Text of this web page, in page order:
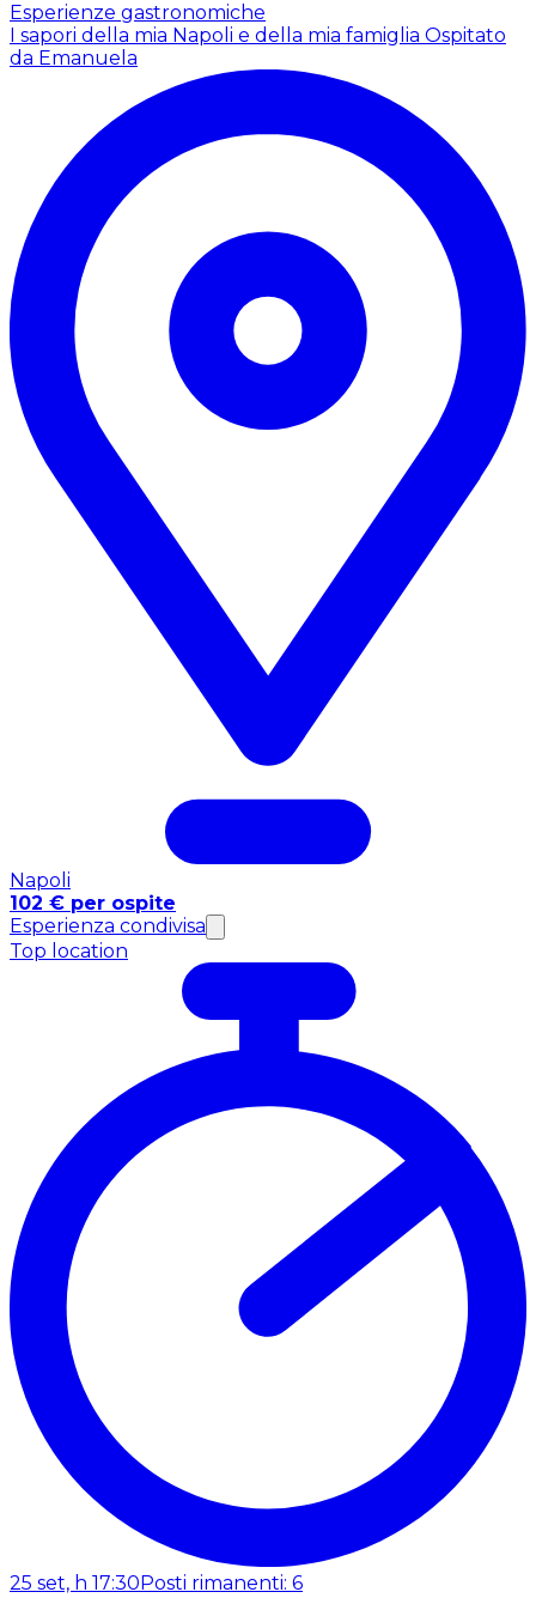
Esperienze gastronomiche
I sapori della mia Napoli e della mia famiglia Ospitato
da Emanuela
Napoli
102 € per ospite
Esperienza condivisa
Top location
25 set, h 17:30Posti rimanenti: 6